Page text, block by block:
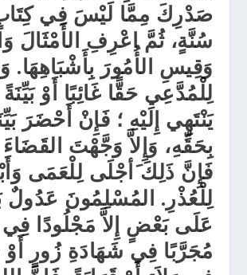
صَدْرِكَ مِمَّا لَيْسَ فِي
سُنَّةٍ، ثُمَّ اعْرِفِ الأَمْثَالَ
وَقِيسِ الأُمُورَ بِأَشْبَاهِهَا.
لِلْمُدَّعِي حَقًّا غَائِبًا أَوْ بَيِّنَةً
يَنْتَهِي إِلَيْهِ ؛ فَإِنْ أَحْضَرَ
بِحَقِّهِ، وَإِلاَّ وَجَّهْتَ
فَإِنَّ ذَلِكَ َأجْلَى لِلْعَمَى
لِلْعُذْرِ. المُسْلِمُونَ
عَلَى بَعْضٍ إِلاَّ مَجْلُودًا
مُجَرَّبًا فِي شَهَادَةِ زُورٍ أَوْ